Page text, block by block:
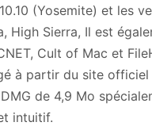
(Yosemite) et les
High Sierra, Il est
Cult of Mac et
à partir du site officiel
de 4,9 Mo
intuitif.